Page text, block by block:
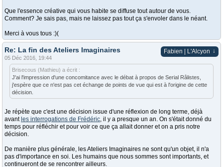
Que l'essence créative qui vous habite se diffuse tout autour de vous.
Comment? Je sais pas, mais ne laissez pas tout ça s'envoler dans le néant.
Merci à vous tous :)(
Fabien | L'Alcyon ↓
Re: La fin des Ateliers Imaginaires
05 Déc 2016, 19:44
Brisecous (Mathieu) a écrit :
J'ai l'impression d'une concomitance avec le débat à propos de Serial Râlistes,
j'espère que ce n'est pas cet échange de points de vue qui est à l'origine de cette
décision.
Je répète que c'est une décision issue d'une réflexion de long terme, déjà
avant les interrogations de Frédéric, il y a presque un an. On s'était donné du
temps pour réfléchir et pour voir ce que ça allait donner et on a pris notre
décision.
De manière plus générale, les Ateliers Imaginaires ne sont qu'un objet, il n'a
pas d'importance en soi. Les humains que nous sommes sont importants, et
continueront de se rencontrer ailleurs.